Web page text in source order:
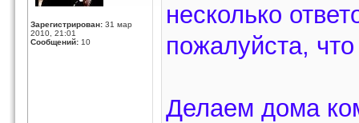
Зарегистрирован: 31 мар
2010, 21:01
Сообщений: 10
несколько
пожалуйста,
Делаем дома